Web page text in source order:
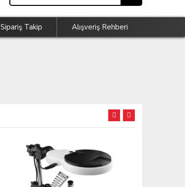
Sipariş Takip Alışveriş Rehberi